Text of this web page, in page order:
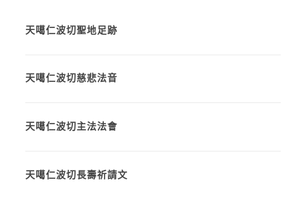
天噶仁波切聖地足跡
天噶仁波切慈悲法音
天噶仁波切主法法會
天噶仁波切長壽祈請文